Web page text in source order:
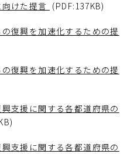
けた提言 (PDF:137KB)
復興を加速化するための提
復興を加速化するための提
支援に関する各都道府県の
支援に関する各都道府県の